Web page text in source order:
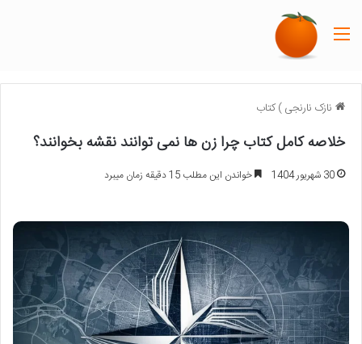
نازک نارنجی)کتاب
خلاصه کامل کتاب چرا زن ها نمی توانند نقشه بخوانند؟
30 شهریور 1404 خواندن این مطلب 15 دقیقه زمان میبرد